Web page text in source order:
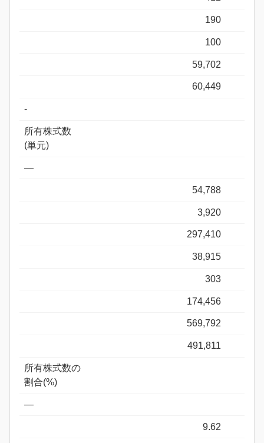
190
100
59,702
60,449
-
所有株式数
(単元)
―
54,788
3,920
297,410
38,915
303
174,456
569,792
491,811
所有株式数の
割合(%)
―
9.62